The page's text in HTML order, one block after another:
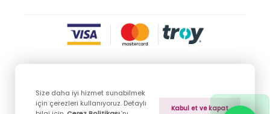
Copyright © 2026 pastamgeldi.com. Tüm hakları
saklıdır.
Size daha iyi hizmet sunabilmek
için çerezleri kullanıyoruz. Detaylı
Kabul et ve kapat